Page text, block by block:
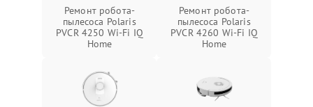
Ремонт робота-
пылесоса Polaris
PVCR 4250 Wi-Fi IQ
Home
Ремонт робота-
пылесоса Polaris
PVCR 4260 Wi-Fi IQ
Home